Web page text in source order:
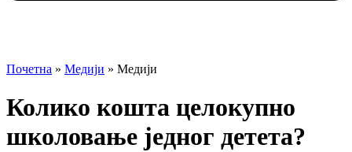
Почетна » Медији » Медији
Колико кошта целокупно
школовање једног детета?